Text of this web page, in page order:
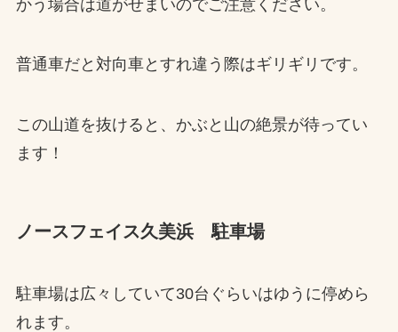
かう場合は道がせまいのでご注意ください。
普通車だと対向車とすれ違う際はギリギリです。
この山道を抜けると、かぶと山の絶景が待ってい
ます！
ノースフェイス久美浜 駐車場
駐車場は広々していて30台ぐらいはゆうに停めら
れます。